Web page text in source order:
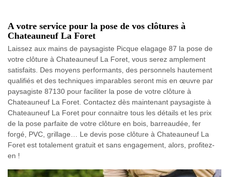
A votre service pour la pose de vos clôtures à
Chateauneuf La Foret
Laissez aux mains de paysagiste Picque elagage 87 la pose de
votre clôture à Chateauneuf La Foret, vous serez amplement
satisfaits. Des moyens performants, des personnels hautement
qualifiés et des techniques imparables seront mis en œuvre par
paysagiste 87130 pour faciliter la pose de votre clôture à
Chateauneuf La Foret. Contactez dès maintenant paysagiste à
Chateauneuf La Foret pour connaitre tous les détails et les prix
de la pose parfaite de votre clôture en bois, barreaudée, fer
forgé, PVC, grillage… Le devis pose clôture à Chateauneuf La
Foret est totalement gratuit et sans engagement, alors, profitez-
en !